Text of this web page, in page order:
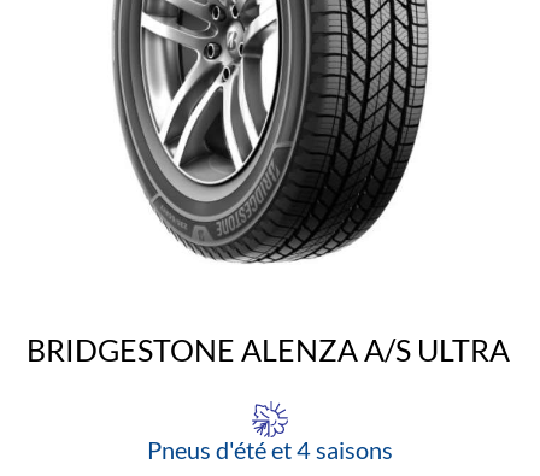
BRIDGESTONE ALENZA A/S ULTRA
Pneus d'été et 4 saisons